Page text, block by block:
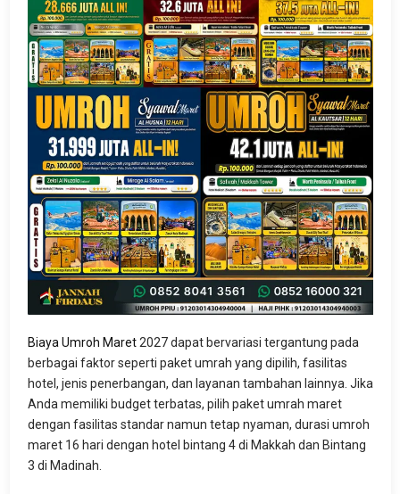
Biaya Umroh Maret2027 dapat bervariasi tergantung pada
berbagai faktor seperti paket umrah yang dipilih, fasilitas
hotel, jenis penerbangan, dan layanan tambahan lainnya. Jika
Anda memiliki budget terbatas, pilih paket umrah maret
dengan fasilitas standar namun tetap nyaman, durasi umroh
maret 16 hari dengan hotel bintang 4 di Makkah dan Bintang
3 di Madinah.